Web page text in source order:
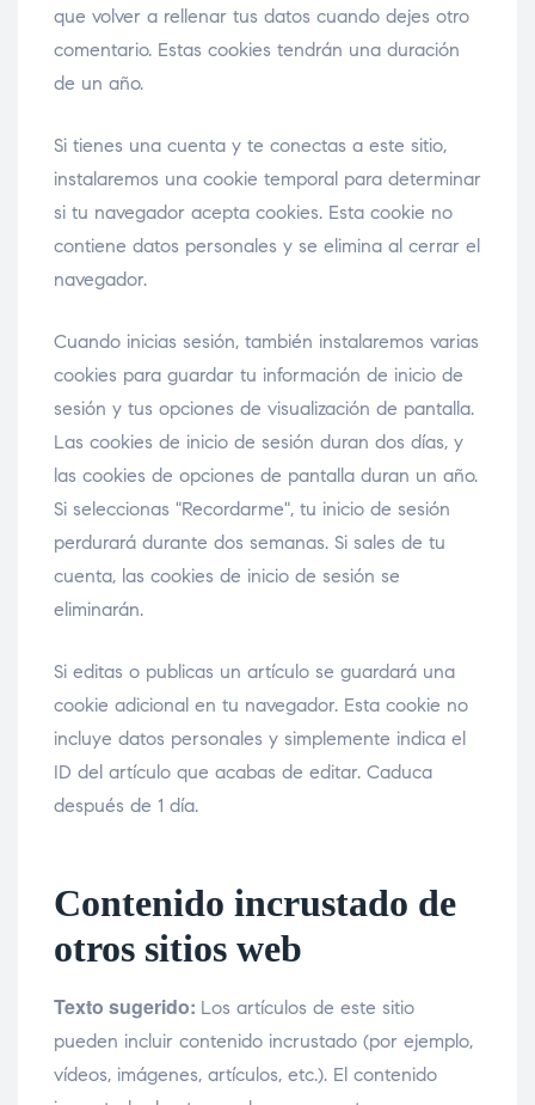
que volver a rellenar tus datos cuando dejes otro
comentario. Estas cookies tendrán una duración
de un año.
Si tienes una cuenta y te conectas a este sitio,
instalaremos una cookie temporal para determinar
si tu navegador acepta cookies. Esta cookie no
contiene datos personales y se elimina al cerrar el
navegador.
Cuando inicias sesión, también instalaremos varias
cookies para guardar tu información de inicio de
sesión y tus opciones de visualización de pantalla.
Las cookies de inicio de sesión duran dos días, y
las cookies de opciones de pantalla duran un año.
Si seleccionas "Recordarme", tu inicio de sesión
perdurará durante dos semanas. Si sales de tu
cuenta, las cookies de inicio de sesión se
eliminarán.
Si editas o publicas un artículo se guardará una
cookie adicional en tu navegador. Esta cookie no
incluye datos personales y simplemente indica el
ID del artículo que acabas de editar. Caduca
después de 1 día.
Contenido incrustado de
otros sitios web
Texto sugerido: Los artículos de este sitio
pueden incluir contenido incrustado (por ejemplo,
vídeos, imágenes, artículos, etc.). El contenido